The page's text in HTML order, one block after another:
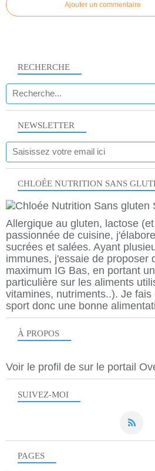
Ajouter un commentaire
NEWSLETTER
SUIVEZ-MOI
RECHERCHE
CHLOÉE NUTRITION SANS
Allergique au gluten, lactose
passionnée de cuisine,
sucrées et salées. Ayant
immunes, j'essaie de proposer
maximum IG Bas, en portant
particulière sur les aliments
vitamines, nutriments..). Je
sport donc une bonne
À PROPOS
Voir le profil de sur le portail
PAGES